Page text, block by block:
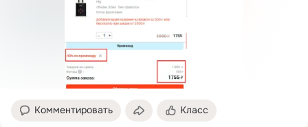
Комментировать Класс